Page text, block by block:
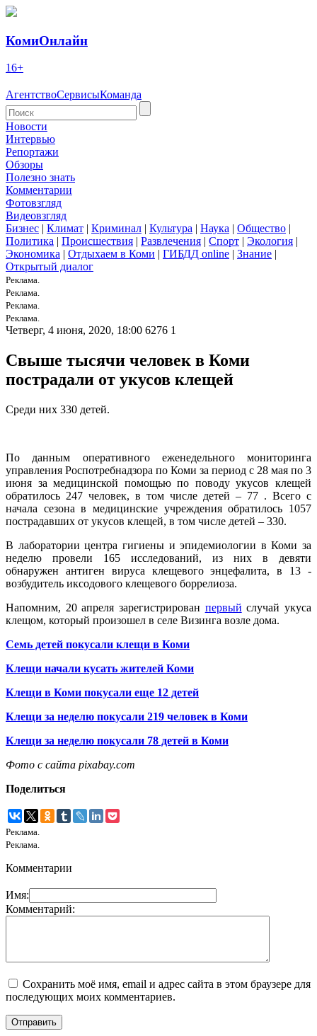
КомиОнлайн
16+
АгентствоСервисыКоманда
Новости
Интервью
Репортажи
Обзоры
Полезно знать
Комментарии
Фотовзгляд
Видеовзгляд
Бизнес | Климат | Криминал | Культура | Наука | Общество |
Политика | Происшествия | Развлечения | Спорт | Экология |
Экономика | Отдыхаем в Коми | ГИБДД online | Знание |
Открытый диалог
Реклама.
Реклама.
Реклама.
Реклама.
Четверг, 4 июня, 2020, 18:00 6276 1
Свыше тысячи человек в Коми
пострадали от укусов клещей
Среди них 330 детей.
По данным оперативного еженедельного мониторинга
управления Роспотребнадзора по Коми за период с 28 мая по 3
июня за медицинской помощью по поводу укусов клещей
обратилось 247 человек, в том числе детей – 77 . Всего с
начала сезона в медицинские учреждения обратилось 1057
пострадавших от укусов клещей, в том числе детей – 330.
В лаборатории центра гигиены и эпидемиологии в Коми за
неделю провели 165 исследований, из них в девяти
обнаружен антиген вируса клещевого энцефалита, в 13 -
возбудитель иксодового клещевого боррелиоза.
Напомним, 20 апреля зарегистрирован первый случай укуса
клещом, который произошел в селе Визинга возле дома.
Семь детей покусали клещи в Коми
Клещи начали кусать жителей Коми
Клещи в Коми покусали еще 12 детей
Клещи за неделю покусали 219 человек в Коми
Клещи за неделю покусали 78 детей в Коми
Фото с сайта pixabay.com
Поделиться
Реклама.
Реклама.
Комментарии
Имя:
Комментарий:
Сохранить моё имя, email и адрес сайта в этом браузере для
последующих моих комментариев.